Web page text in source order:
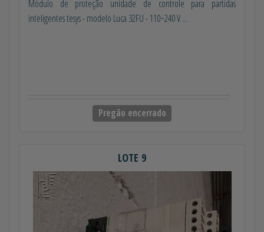
Módulo de proteção unidade de controle para partidas
inteligentes tesys - modelo Luca 32FU - 110~240 V ...
Pregão encerrado
LOTE 9